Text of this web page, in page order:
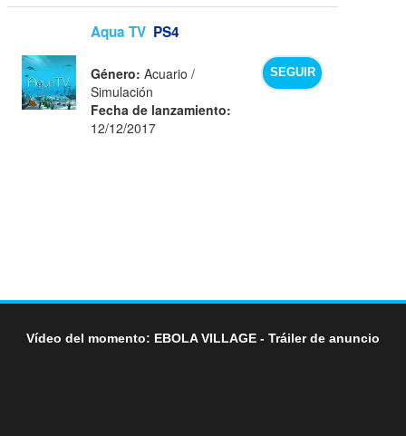
Aqua TV PS4
SEGUIR
Género: Acuario /
Simulación
Fecha de lanzamiento:
12/12/2017
Vídeo del momento: EBOLA VILLAGE - Tráiler de anuncio